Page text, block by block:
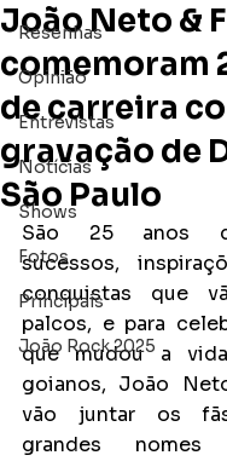
Resenhas
Opinião
Entrevistas
Notícias
Shows
Fotos
Principais
João Rock 2025
João Neto &
comemoram
de carreira
gravação de
São Paulo
São 25 anos
sucessos,
conquistas que
palcos, e para
que mudou a
goianos, João
vão juntar os
grandes